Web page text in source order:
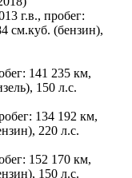
г.в., пробег:
см.куб. (бензин),
141 235 км,
150 л.с.
134 192 км,
220 л.с.
152 170 км,
150 л.с.